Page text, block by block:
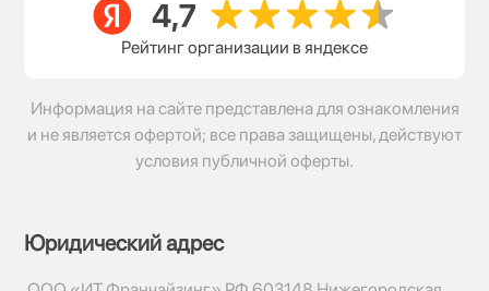
Рейтинг организации в яндексе
Информация на сайте представлена для ознакомления
и не является офертой; все права защищены, действуют
условия публичной оферты.
Юридический адрес